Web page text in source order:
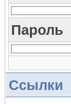
Пароль
Ссылки